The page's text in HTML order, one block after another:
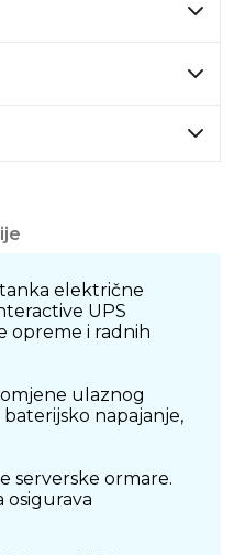
električne
UPS
opreme i radnih
ulaznog
napajanje,
serverske ormare.